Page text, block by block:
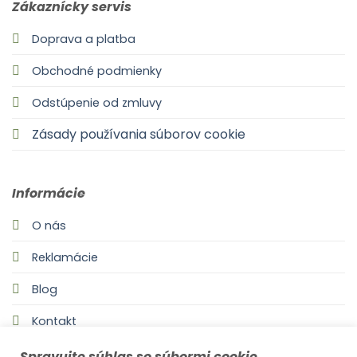
Zákaznícky servis
Doprava a platba
Obchodné podmienky
Odstúpenie od zmluvy
Zásady používania súborov cookie
Informácie
O nás
Reklamácie
Blog
Kontakt